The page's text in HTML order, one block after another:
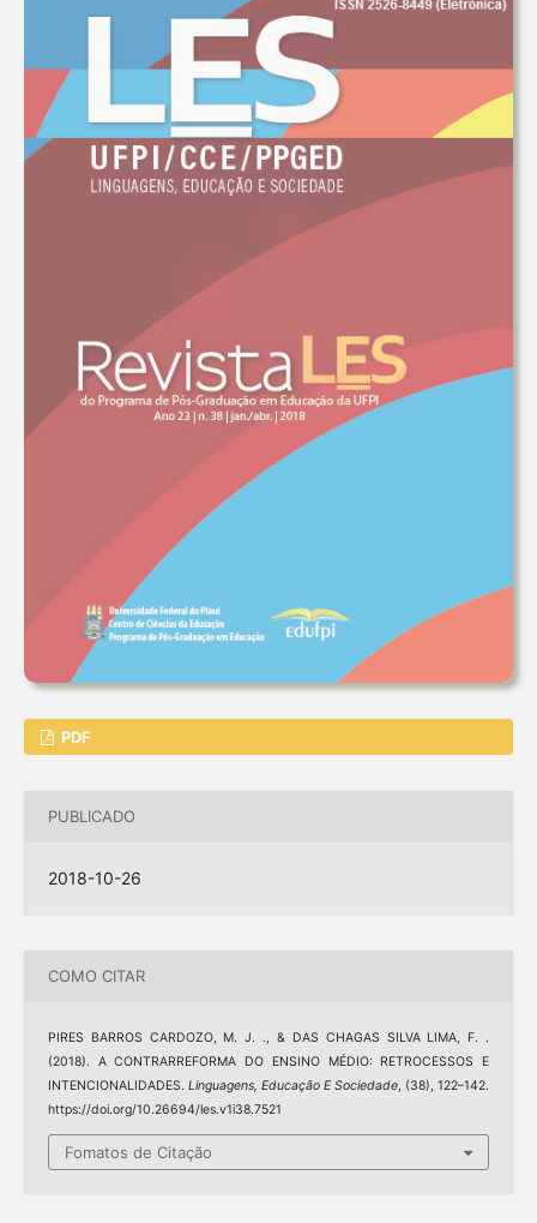
PDF
PUBLICADO
2018-10-26
COMO CITAR
PIRES BARROS CARDOZO, M. J. ., & DAS CHAGAS SILVA LIMA, F. .
(2018). A CONTRARREFORMA DO ENSINO MÉDIO: RETROCESSOS E
INTENCIONALIDADES. Linguagens, Educação E Sociedade, (38), 122–142.
https://doi.org/10.26694/les.v1i38.7521
Fomatos de Citação